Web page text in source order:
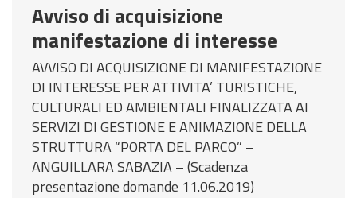
Avviso di acquisizione
manifestazione di interesse
AVVISO DI ACQUISIZIONE DI MANIFESTAZIONE
DI INTERESSE PER ATTIVITA’ TURISTICHE,
CULTURALI ED AMBIENTALI FINALIZZATA AI
SERVIZI DI GESTIONE E ANIMAZIONE DELLA
STRUTTURA “PORTA DEL PARCO” –
ANGUILLARA SABAZIA – (Scadenza
presentazione domande 11.06.2019)